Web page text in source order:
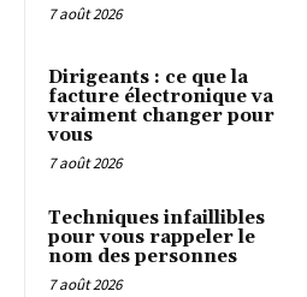
7 août 2026
Dirigeants : ce que la
facture électronique va
vraiment changer pour
vous
7 août 2026
Techniques infaillibles
pour vous rappeler le
nom des personnes
7 août 2026